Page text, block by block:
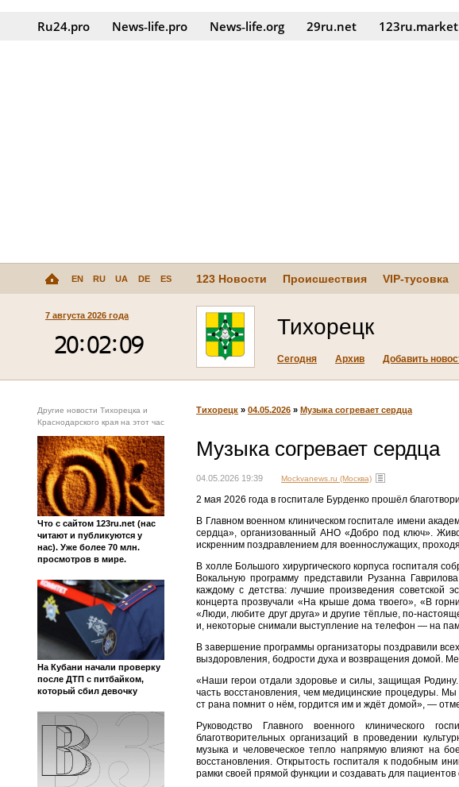
Ru24.pro News‑life.pro News‑life.org 29ru.net 123ru.market
EN RU UA DE ES 123 Новости Происшествия VIP-тусовка
7 августа 2026 года Тихорецк
Сегодня Архив Добавить
Другие новости Тихорецка и
Краснодарского края на этот час
Что с сайтом 123ru.net (нас
читают и публикуются у
нас). Уже более 70 млн.
просмотров в мире.
На Кубани начали проверку
после ДТП с питбайком,
который сбил девочку
Тихорецк » 04.05.2026 » Музыка согревает сердца
Музыка согревает сердца
04.05.2026 19:39 Mockvanews.ru (Москва)
2 мая 2026 года в госпитале Бурденко прошёл
В Главном военном клиническом госпитале имени
сердца», организованный АНО «Добро под ключ».
искренним поздравлением для военнослужащих,
В холле Большого хирургического корпуса госпиталя
Вокальную программу представили Рузанна
каждому с детства: лучшие произведения
концерта прозвучали «На крыше дома твоего», «В
«Люди, любите друг друга» и другие тёплые, по-
и, некоторые снимали выступление на телефон — на
В завершение программы организаторы поздравили
выздоровления, бодрости духа и возвращения домой.
«Наши герои отдали здоровье и силы, защищая
часть восстановления, чем медицинские процедуры.
ст рана помнит о нём, гордится им и ждёт домой», —
Руководство Главного военного клинического
благотворительных организаций в проведении
музыка и человеческое тепло напрямую влияют на
восстановления. Открытость госпиталя к подобным
рамки своей прямой функции и создавать для